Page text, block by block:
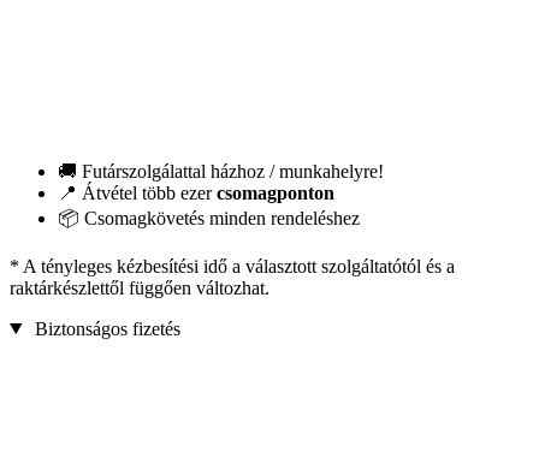
🚚 Futárszolgálattal házhoz / munkahelyre!
📍 Átvétel több ezercsomagponton
📦 Csomagkövetés minden rendeléshez
* A tényleges kézbesítési idő a választott szolgáltatótól és a
raktárkészlettől függően változhat.
Biztonságos fizetés